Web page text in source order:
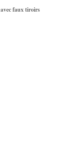
faux tiroirs